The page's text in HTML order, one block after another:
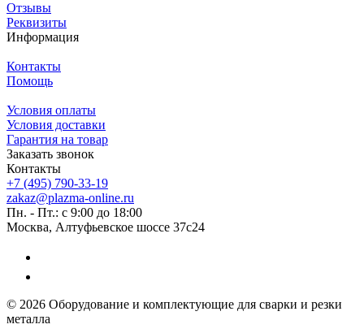
Отзывы
Реквизиты
Информация
Контакты
Помощь
Условия оплаты
Условия доставки
Гарантия на товар
Заказать звонок
Контакты
+7 (495) 790-33-19
zakaz@plazma-online.ru
Пн. - Пт.: с 9:00 до 18:00
Москва, Алтуфьевское шоссе 37с24
© 2026 Оборудование и комплектующие для сварки и резки
металла